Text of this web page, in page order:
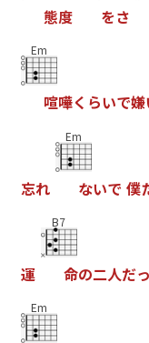
態度 をさ
Em
喧嘩く らいで嫌
忘れ
Em
ないで 僕
運
B7
命の二人だっ
Em